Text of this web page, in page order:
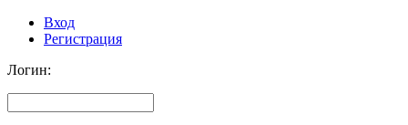
Вход
Регистрация
Логин: